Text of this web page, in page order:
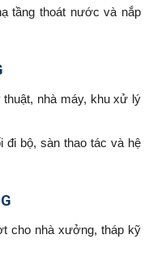
tầng thoát nước và nắp
nhà máy, khu xử lý
đi bộ, sàn thao tác và hệ
cho nhà xưởng, tháp kỹ